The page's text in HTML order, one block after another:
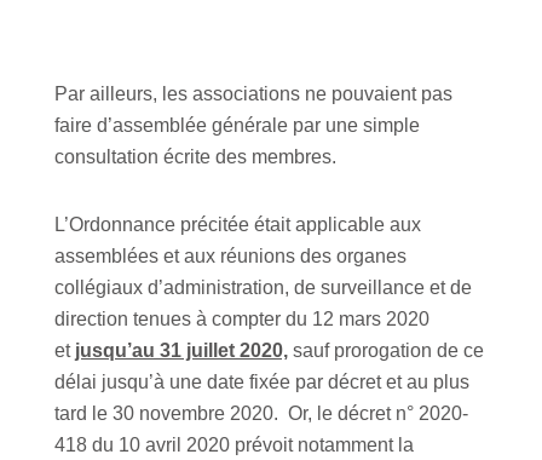
Par ailleurs, les associations ne pouvaient pas
faire d’assemblée générale par une simple
consultation écrite des membres.
L’Ordonnance précitée était applicable aux
assemblées et aux réunions des organes
collégiaux d’administration, de surveillance et de
direction tenues à compter du 12 mars 2020
et jusqu’au 31 juillet 2020,sauf prorogation de ce
délai jusqu’à une date fixée par décret et au plus
tard le 30 novembre 2020. Or, le décret n° 2020-
418 du 10 avril 2020 prévoit notamment la